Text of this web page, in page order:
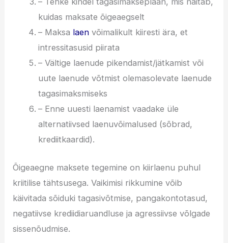
kuidas maksate õigeaegselt
– Maksa laenvõimalikult kiiresti ära, et
intressitasusid piirata
– Vältige laenude pikendamist/jätkamist või
uute laenude võtmist olemasolevate laenude
tagasimaksmiseks
– Enne uuesti laenamist vaadake üle
alternatiivsed laenuvõimalused (sõbrad,
krediitkaardid).
Õigeaegne maksete tegemine on kiirlaenu puhul
kriitilise tähtsusega. Vaikimisi rikkumine võib
käivitada sõiduki tagasivõtmise, pangakontotasud,
negatiivse krediidiaruandluse ja agressiivse võlgade
sissenõudmise.